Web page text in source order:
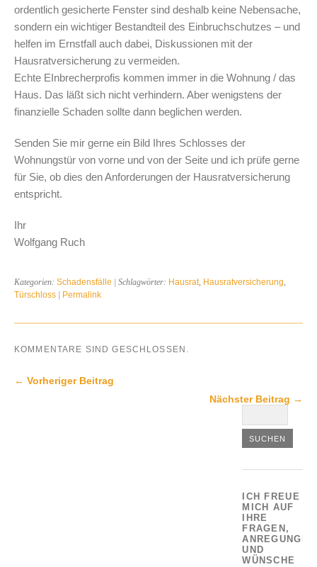
ordentlich gesicherte Fenster sind deshalb keine Nebensache,
sondern ein wichtiger Bestandteil des Einbruchschutzes – und
helfen im Ernstfall auch dabei, Diskussionen mit der
Hausratversicherung zu vermeiden.
Echte EInbrecherprofis kommen immer in die Wohnung / das
Haus. Das läßt sich nicht verhindern. Aber wenigstens der
finanzielle Schaden sollte dann beglichen werden.
Senden Sie mir gerne ein Bild Ihres Schlosses der
Wohnungstür von vorne und von der Seite und ich prüfe gerne
für Sie, ob dies den Anforderungen der Hausratversicherung
entspricht.
Ihr
Wolfgang Ruch
Kategorien: Schadensfälle | Schlagwörter: Hausrat, Hausratversicherung,
Türschloss
Permalink
KOMMENTARE SIND GESCHLOSSEN.
← Vorheriger Beitrag
Nächster Beitrag →
ICH FREUE
MICH AUF
IHRE
FRAGEN,
ANREGUNGEN
UND
WÜNSCHE